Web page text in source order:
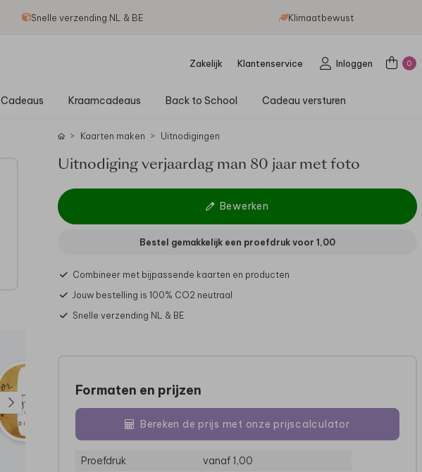
Snelle verzending NL & BE Klimaatbewust
Zakelijk Klantenservice Inloggen 0
Cadeaus Kraamcadeaus Back to School Cadeau versturen
Kaarten maken Uitnodigingen
Uitnodiging verjaardag man 80 jaar met foto
Bewerken
Bestel gemakkelijk een proefdruk voor 1,00
Combineer met bijpassende kaarten en producten
Jouw bestelling is 100% CO2 neutraal
Snelle verzending NL & BE
Formaten en prijzen
Bereken de prijs met onze prijscalculator
Proefdruk
vanaf 1,00